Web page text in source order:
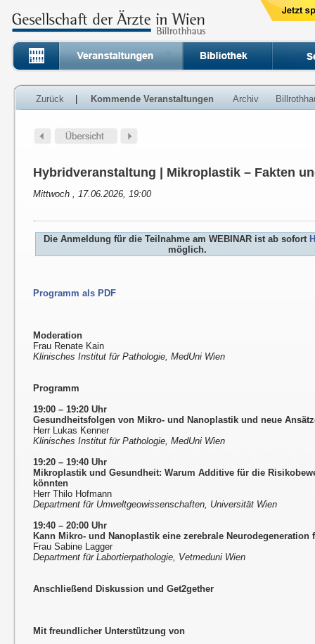
Zurück Kommende Veranstaltungen Archiv
Hybridveranstaltung | Mikroplastik – Fakten
Mittwoch , 17.06.2026, 19:00
Die Anmeldung für die Teilnahme am WEBINAR ist ab sofort
möglich.
Programm als PDF
Moderation
Frau Renate Kain
Klinisches Institut für Pathologie, MedUni Wien
Programm
19:00 – 19:20 Uhr
Gesundheitsfolgen von Mikro- und Nanoplastik und neue
Herr Lukas Kenner
Klinisches Institut für Pathologie, MedUni Wien
19:20 – 19:40 Uhr
Mikroplastik und Gesundheit: Warum Additive für die
könnten
Herr Thilo Hofmann
Department für Umweltgeowissenschaften, Universität Wien
19:40 – 20:00 Uhr
Kann Mikro- und Nanoplastik eine zerebrale Neurodegeneration
Frau Sabine Lagger
Department für Labortierpathologie, Vetmeduni Wien
Anschließend Diskussion und Get2gether
Mit freundlicher Unterstützung von